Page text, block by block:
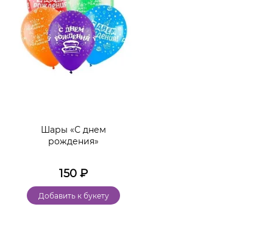
Шары «С днем
рождения»
150 ₽
Добавить к букету